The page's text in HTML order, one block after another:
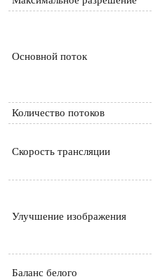
Основной поток
Количество потоков
Скорость трансляции
Улучшение изображения
Баланс белого